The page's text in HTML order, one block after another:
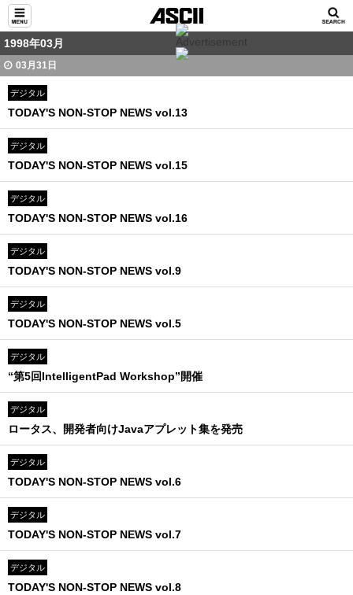
1998年03月
03月31日
デジタル
TODAY'S NON-STOP NEWS vol.13
デジタル
TODAY'S NON-STOP NEWS vol.15
デジタル
TODAY'S NON-STOP NEWS vol.16
デジタル
TODAY'S NON-STOP NEWS vol.9
デジタル
TODAY'S NON-STOP NEWS vol.5
デジタル
“第5回IntelligentPad Workshop”開催
デジタル
ロータス、開発者向けJavaアプレット集を発売
デジタル
TODAY'S NON-STOP NEWS vol.6
デジタル
TODAY'S NON-STOP NEWS vol.7
デジタル
TODAY'S NON-STOP NEWS vol.8